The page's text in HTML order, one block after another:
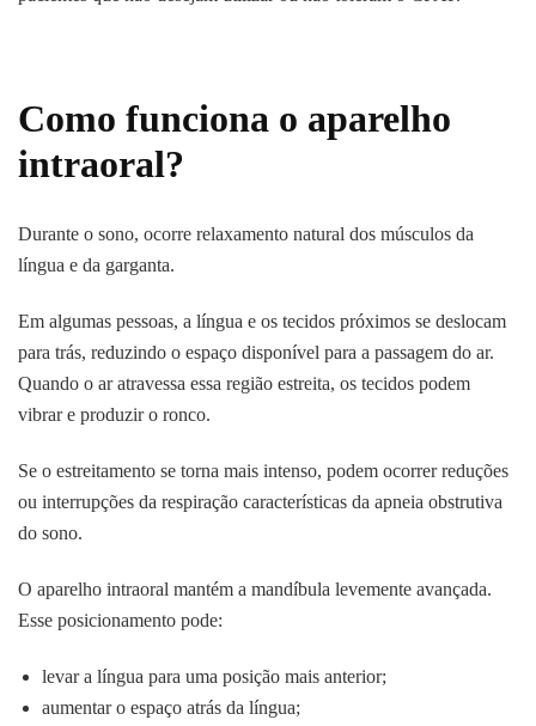
Como funciona o aparelho
intraoral?
Durante o sono, ocorre relaxamento natural dos músculos da
língua e da garganta.
Em algumas pessoas, a língua e os tecidos próximos se deslocam
para trás, reduzindo o espaço disponível para a passagem do ar.
Quando o ar atravessa essa região estreita, os tecidos podem
vibrar e produzir o ronco.
Se o estreitamento se torna mais intenso, podem ocorrer reduções
ou interrupções da respiração características da apneia obstrutiva
do sono.
O aparelho intraoral mantém a mandíbula levemente avançada.
Esse posicionamento pode:
levar a língua para uma posição mais anterior;
aumentar o espaço atrás da língua;